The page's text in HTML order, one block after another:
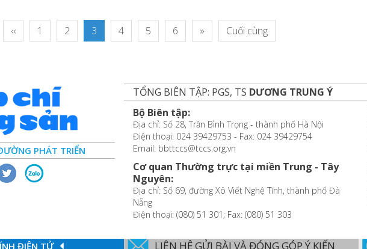
‹‹ 1 2 3 4 5 6 » Cuối cùng
PHÁT TRIỂN
TỔNG BIÊN TẬP: PGS, TS DƯƠNG TRUNG Ý
Bộ Biên tập:
Địa chỉ: Số 28, Trần Bình Trọng - thành phố Hà Nội
Điện thoại: 024 39429753 - Fax: 024 39429754
Email: bbttccs@tccs.org.vn
Cơ quan Thường trực tại miền Trung - Tây
Nguyên:
Địa chỉ: Số 69, đường Xô Viết Nghệ Tĩnh, thành phố Đà
Nẵng
Điện thoại: (080) 51 301; Fax: (080) 51 303
ĐIỆN TỬ LIÊN HỆ GỬI BÀI VÀ ĐÓNG GÓP Ý KIẾN